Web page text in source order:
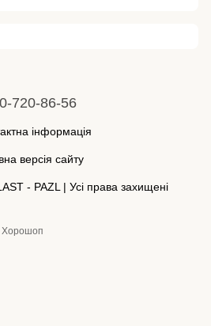
720-86-56
інформація
версія сайту
- PAZL | Усі права захищені
Хорошоп